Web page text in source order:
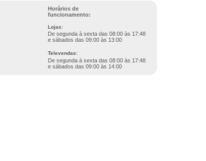
Horários de
funcionamento:
Lojas:
De segunda à sexta das 08:00 às 17:48
e sábados das 09:00 às 13:00
Televendas:
De segunda à sexta das 08:00 às 17:48
e sábados das 09:00 às 14:00